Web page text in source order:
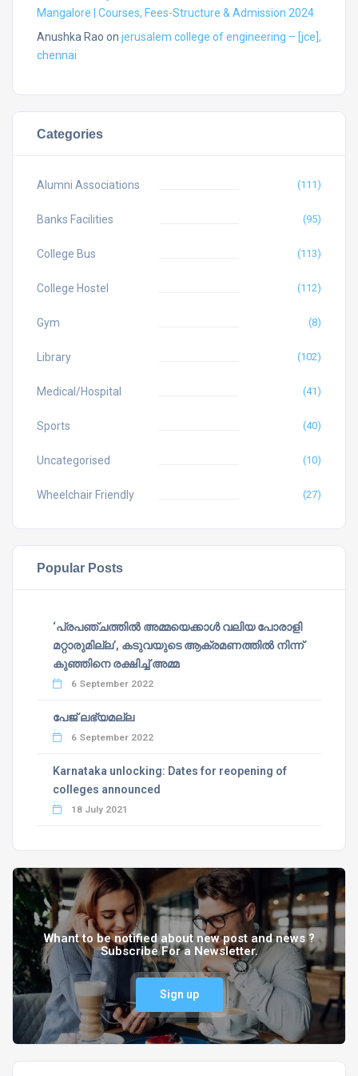
Mangalore | Courses, Fees-Structure & Admission 2024
Anushka Rao on jerusalem college of engineering – [jce],
chennai
Categories
Alumni Associations (111)
Banks Facilities (95)
College Bus (113)
College Hostel (112)
Gym (8)
Library (102)
Medical/Hospital (41)
Sports (40)
Uncategorised (10)
Wheelchair Friendly (27)
Popular Posts
‘പ്രപഞ്ചത്തില്‍ അമ്മയെക്കാള്‍ വലിയ പോരാളി
മറ്റാരുമില്ല’, കടുവയുടെ ആക്രമണത്തില്‍ നിന്ന്
കുഞ്ഞിനെ രക്ഷിച്ച് അമ്മ
6 September 2022
പേജ് ലഭ്യമല്ല
6 September 2022
Karnataka unlocking: Dates for reopening of
colleges announced
18 July 2021
Whant to be notified about new post and news ?
Subscribe For a Newsletter.
Sign up